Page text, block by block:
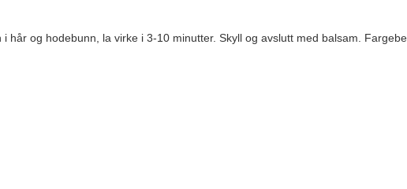
hår og hodebunn, la virke i 3-10 minutter. Skyll og avslutt med balsam.